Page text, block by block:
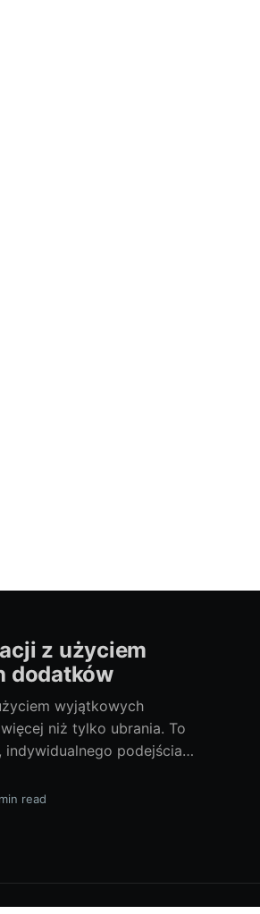
z użyciem
dodatków
wyjątkowych
niż tylko ubrania. To
podejścia
sposób na podkreślenie
w głąb modowych
read